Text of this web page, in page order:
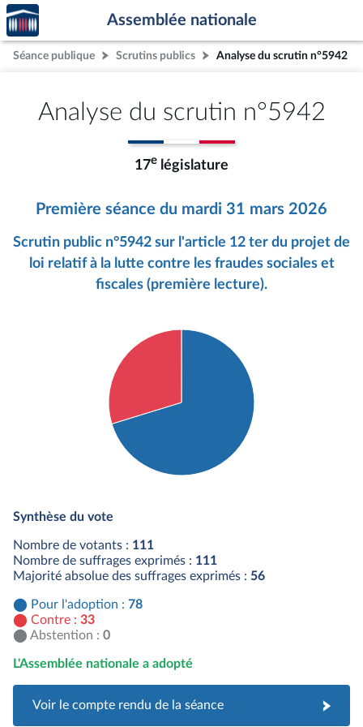
Aller au contenu
Aller en bas de la page
Accèder
à la
page
d'accueil
Assemblée nationale
Séance publique Scrutins publics Analyse du scrutin n°5942
Analyse du scrutin n°5942
17e législature
Première séance du mardi 31 mars 2026
Scrutin public n°5942 sur l'article 12 ter du projet de
loi relatif à la lutte contre les fraudes sociales et
fiscales (première lecture).
Synthèse du vote
Nombre de votants : 111
Nombre de suffrages exprimés : 111
Majorité absolue des suffrages exprimés : 56
Pour l'adoption : 78
Contre : 33
Abstention : 0
L'Assemblée nationale a adopté
Voir le compte rendu de la séance